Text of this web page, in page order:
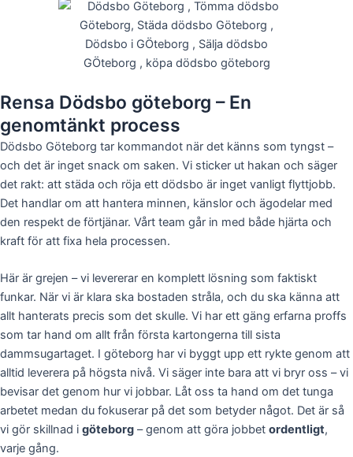
Rensa Dödsbo göteborg – En
genomtänkt process
Dödsbo Göteborg tar kommandot när det känns som tyngst –
och det är inget snack om saken. Vi sticker ut hakan och säger
det rakt: att städa och röja ett dödsbo är inget vanligt flyttjobb.
Det handlar om att hantera minnen, känslor och ägodelar med
den respekt de förtjänar. Vårt team går in med både hjärta och
kraft för att fixa hela processen.
Här är grejen – vi levererar en komplett lösning som faktiskt
funkar. När vi är klara ska bostaden stråla, och du ska känna att
allt hanterats precis som det skulle. Vi har ett gäng erfarna proffs
som tar hand om allt från första kartongerna till sista
dammsugartaget. I göteborg har vi byggt upp ett rykte genom att
alltid leverera på högsta nivå. Vi säger inte bara att vi bryr oss – vi
bevisar det genom hur vi jobbar. Låt oss ta hand om det tunga
arbetet medan du fokuserar på det som betyder något. Det är så
vi gör skillnad i göteborg – genom att göra jobbet ordentligt,
varje gång.